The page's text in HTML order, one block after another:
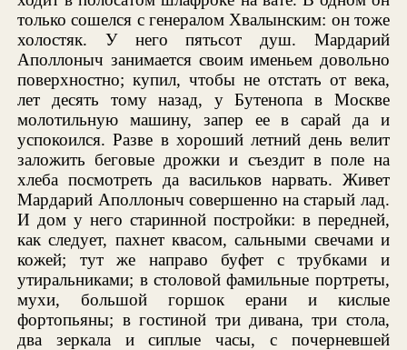
только сошелся с генералом Хвалынским: он тоже
холостяк. У него пятьсот душ. Мардарий
Аполлоныч занимается своим именьем довольно
поверхностно; купил, чтобы не отстать от века,
лет десять тому назад, у Бутенопа в Москве
молотильную машину, запер ее в сарай да и
успокоился. Разве в хороший летний день велит
заложить беговые дрожки и съездит в поле на
хлеба посмотреть да васильков нарвать. Живет
Мардарий Аполлоныч совершенно на старый лад.
И дом у него старинной постройки: в передней,
как следует, пахнет квасом, сальными свечами и
кожей; тут же направо буфет с трубками и
утиральниками; в столовой фамильные портреты,
мухи, большой горшок ерани и кислые
фортопьяны; в гостиной три дивана, три стола,
два зеркала и сиплые часы, с почерневшей